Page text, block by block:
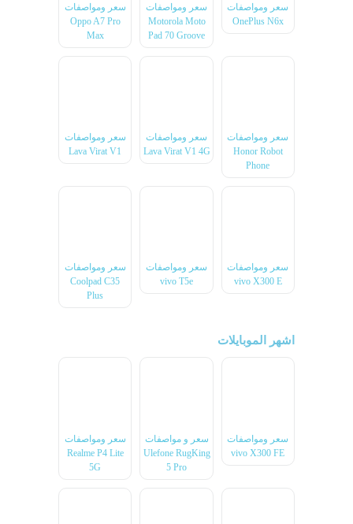
سعر ومواصفات
OnePlus N6x
سعر ومواصفات
Motorola Moto
Pad 70 Groove
سعر ومواصفات
Oppo A7 Pro
Max
سعر ومواصفات
Honor Robot
Phone
سعر ومواصفات
Lava Virat V1 4G
سعر ومواصفات
Lava Virat V1
سعر ومواصفات
vivo X300 E
سعر ومواصفات
vivo T5e
سعر ومواصفات
Coolpad C35
Plus
اشهر الموبايلات
سعر ومواصفات
vivo X300 FE
سعر و مواصفات
Ulefone RugKing
5 Pro
سعر ومواصفات
Realme P4 Lite
5G